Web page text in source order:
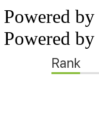
Powered by
Powered by